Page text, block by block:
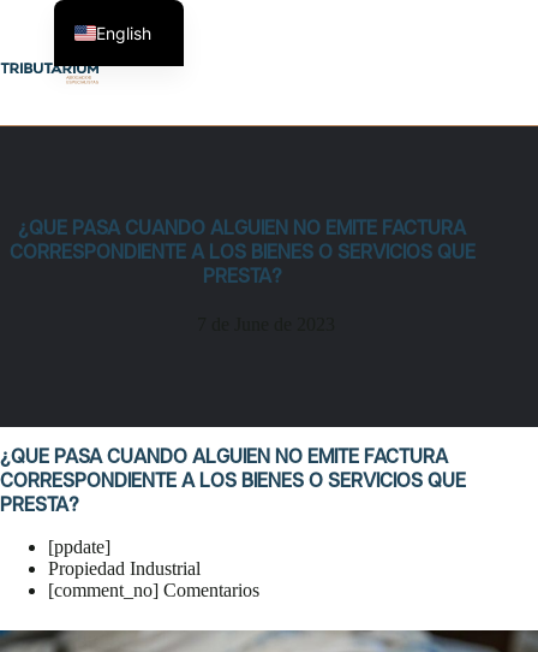
¿QUE PASA CUANDO ALGUIEN NO EMITE FACTURA
CORRESPONDIENTE A LOS BIENES O SERVICIOS QUE
PRESTA?
¿QUE PASA CUANDO ALGUIEN NO EMITE FACTURA
CORRESPONDIENTE A LOS BIENES O SERVICIOS QUE
PRESTA?
[ppdate]
Propiedad Industrial
[comment_no] Comentarios
English